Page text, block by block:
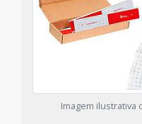
Imagem ilustrativa